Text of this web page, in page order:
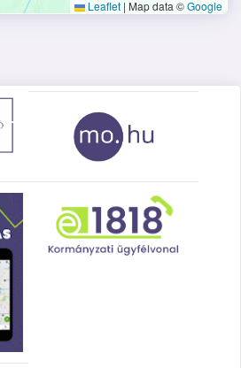
Leaflet | Map data ©Google